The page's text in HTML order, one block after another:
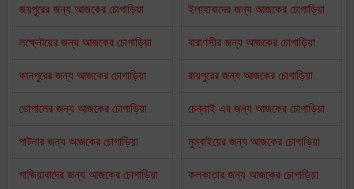
জয়পুরের জন্য আজকের চোগাড়িয়া
লক্ষ্নৌয়ের জন্য আজকের চোগাড়িয়া
কানপুরের জন্য আজকের চোগাড়িয়া
ভোপালের জন্য আজকের চোগাড়িয়া
পাটনার জন্য আজকের চোগাড়িয়া
গাজিয়াবাদের জন্য আজকের চোগাড়িয়া
ইলাহাবাদের জন্য আজকের চোগাড়িয়া
বারাণসীর জন্য আজকের চোগাড়িয়া
রায়পুরের জন্য আজকের চোগাড়িয়া
চেন্নাই এর জন্য আজকের চোগাড়িয়া
মুম্বাইয়ের জন্য আজকের চোগাড়িয়া
কলকাতার জন্য আজকের চোগাড়িয়া